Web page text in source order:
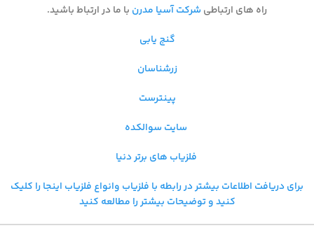
راه های ارتباطی شرکت آسیا مدرن با ما در ارتباط باشید.
گنج یابی
زرشناسان
پینترست
سایت سوالکده
فلزیاب های برتر دنیا
برای دریافت اطلاعات بیشتر در رابطه با فلزیاب وانواع فلزیاب اینجا را کلیک
کنید و توضیحات بیشتر را مطالعه کنید